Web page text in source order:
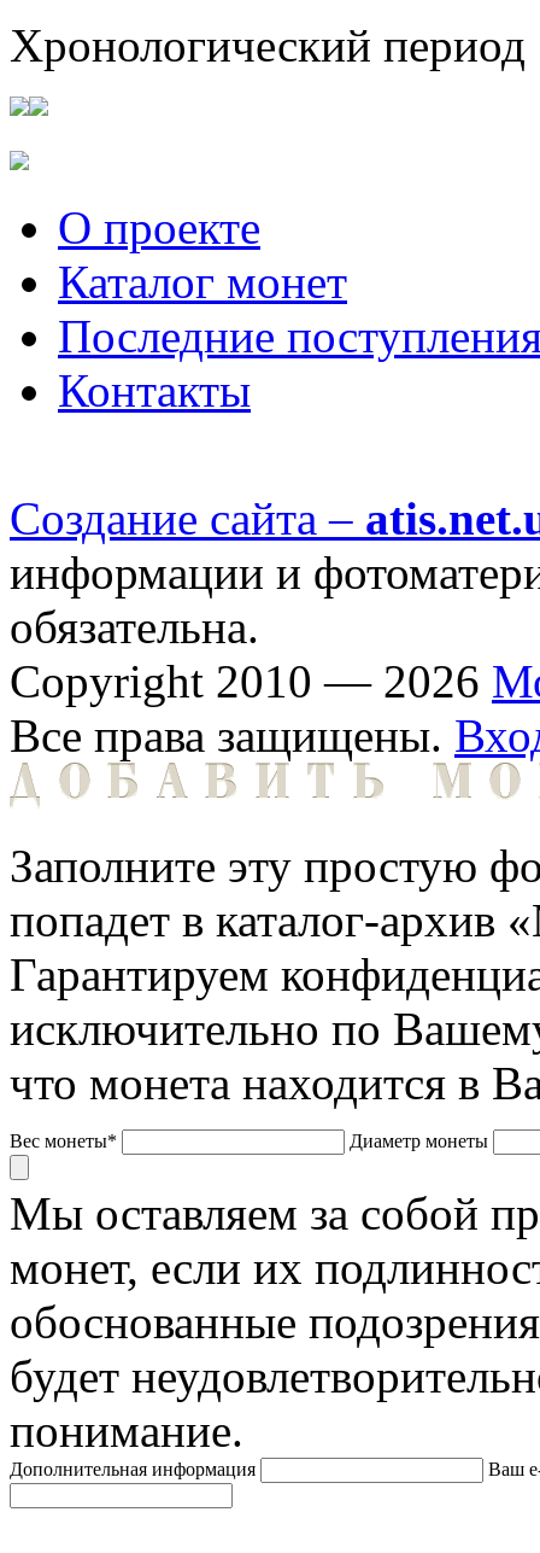
Хронологический период
О проекте
Каталог монет
Последние
Контакты
Создание сайта –
информации и
обязательна.
Copyright 2010 — 2026
Все права защищены.
Заполните эту простую
попадет в каталог-архив
Гарантируем
исключительно по
что монета находится в
Вес монеты* Диаметр монеты
Мы оставляем за собой
монет, если их
обоснованные
будет
понимание.
Дополнительная информация Ваш